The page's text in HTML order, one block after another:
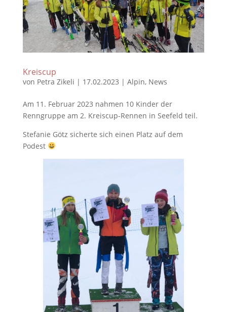
Kreiscup
von Petra Zikeli | 17.02.2023 | Alpin, News
Am 11. Februar 2023 nahmen 10 Kinder der
Renngruppe am 2. Kreiscup-Rennen in Seefeld teil.
Stefanie Götz sicherte sich einen Platz auf dem
Podest